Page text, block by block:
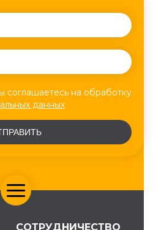
соглашаетесь на обработку
данных
СОТРУДНИЧЕСТВО